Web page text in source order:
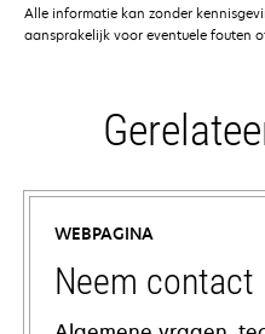
Alle informatie kan zonder
aansprakelijk voor eventuele fouten
WEBPAGINA
Neem contact